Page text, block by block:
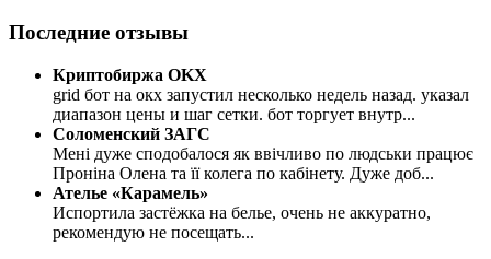
Последние отзывы
Криптобиржа OKX
grid бот на окх запустил несколько недель назад. указал
диапазон цены и шаг сетки. бот торгует внутр...
Соломенский ЗАГС
Мені дуже сподобалося як ввічливо по людськи працює
Проніна Олена та її колега по кабінету. Дуже доб...
Ателье «Карамель»
Испортила застёжка на белье, очень не аккуратно,
рекомендую не посещать...